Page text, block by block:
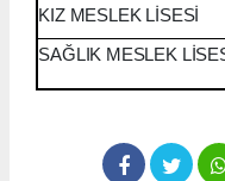
KIZ MESLEK LİSESİ
SAĞLIK MESLEK